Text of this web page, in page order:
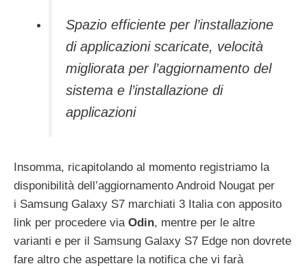
Spazio efficiente per l’installazione
di applicazioni scaricate, velocità
migliorata per l’aggiornamento del
sistema e l’installazione di
applicazioni
Insomma, ricapitolando al momento registriamo la
disponibilità dell’aggiornamento Android Nougat per
i Samsung Galaxy S7 marchiati 3 Italia con apposito
link per procedere via Odin, mentre per le altre
varianti e per il Samsung Galaxy S7 Edge non dovrete
fare altro che aspettare la notifica che vi farà